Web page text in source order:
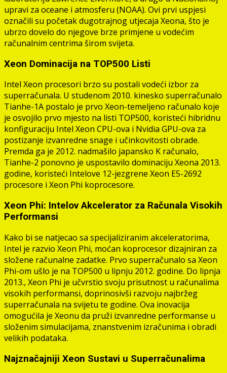
upravi za oceane i atmosferu (NOAA). Ovi prvi uspjesi
označili su početak dugotrajnog utjecaja Xeona, što je
ubrzo dovelo do njegove brze primjene u vodećim
računalnim centrima širom svijeta.
Xeon Dominacija na TOP500 Listi
Intel Xeon procesori brzo su postali vodeći izbor za
superračunala. U studenom 2010. kinesko superračunalo
Tianhe-1A postalo je prvo Xeon-temeljeno računalo koje
je osvojilo prvo mjesto na listi TOP500, koristeći hibridnu
konfiguraciju Intel Xeon CPU-ova i Nvidia GPU-ova za
postizanje izvanredne snage i učinkovitosti obrade.
Premda ga je 2012. nadmašilo japansko K računalo,
Tianhe-2 ponovno je uspostavilo dominaciju Xeona 2013.
godine, koristeći Intelove 12-jezgrene Xeon E5-2692
procesore i Xeon Phi koprocesore.
Xeon Phi: Intelov Akcelerator za Računala Visokih
Performansi
Kako bi se natjecao sa specijaliziranim akceleratorima,
Intel je razvio Xeon Phi, moćan koprocesor dizajniran za
složene računalne zadatke. Prvo superračunalo sa Xeon
Phi-om ušlo je na TOP500 u lipnju 2012. godine. Do lipnja
2013., Xeon Phi je učvrstio svoju prisutnost u računalima
visokih performansi, doprinosivši razvoju najbržeg
superračunala na svijetu te godine. Ova inovacija
omogućila je Xeonu da pruži izvanredne performanse u
složenim simulacijama, znanstvenim izračunima i obradi
velikih podataka.
Najznačajniji Xeon Sustavi u Superračunalima